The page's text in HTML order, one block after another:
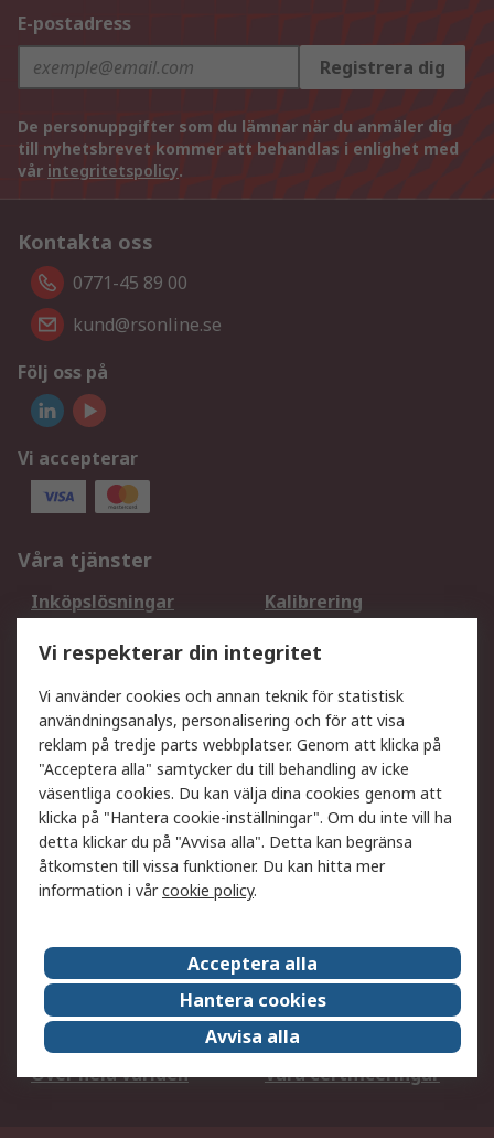
E-postadress
Registrera dig
De personuppgifter som du lämnar när du anmäler dig
till nyhetsbrevet kommer att behandlas i enlighet med
vår integritetspolicy.
Kontakta oss
0771-45 89 00
kund@rsonline.se
Följ oss på
Vi accepterar
Våra tjänster
Inköpslösningar
Kalibrering
DesignSpark
Teknisk Support
Ditt lokala säljteam
Exportlösningar
Support
Få hjälp
Retur av varor
Leverans
Spåra din order
Begär en fakturakopi
Fördelar med RS-konto
Betalningsalternativ
Om RS
Försäljningsvillkor
Det juridiska
Press Centre
Jobba hos RS
ESG
Över hela världen
Våra certificeringar
Vi respekterar din integritet
Vi använder cookies och annan teknik för statistisk
användningsanalys, personalisering och för att visa
reklam på tredje parts webbplatser. Genom att klicka på
"Acceptera alla" samtycker du till behandling av icke
väsentliga cookies. Du kan välja dina cookies genom att
klicka på "Hantera cookie-inställningar". Om du inte vill ha
detta klickar du på "Avvisa alla". Detta kan begränsa
åtkomsten till vissa funktioner. Du kan hitta mer
information i vårcookie policy.
Acceptera alla
Hantera cookies
Avvisa alla